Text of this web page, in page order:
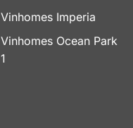
Vinhomes Imperia
Vinhomes Ocean Park
1